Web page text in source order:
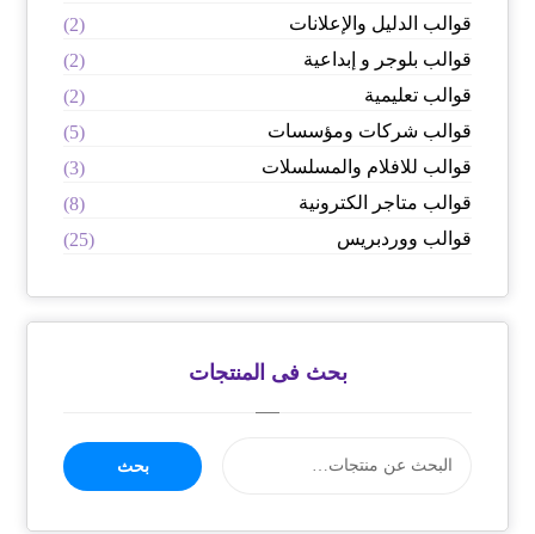
قوالب الدليل والإعلانات
(2)
قوالب بلوجر و إبداعية
(2)
قوالب تعليمية
(2)
قوالب شركات ومؤسسات
(5)
قوالب للافلام والمسلسلات
(3)
قوالب متاجر الكترونية
(8)
قوالب ووردبريس
(25)
بحث فى المنتجات
بحث